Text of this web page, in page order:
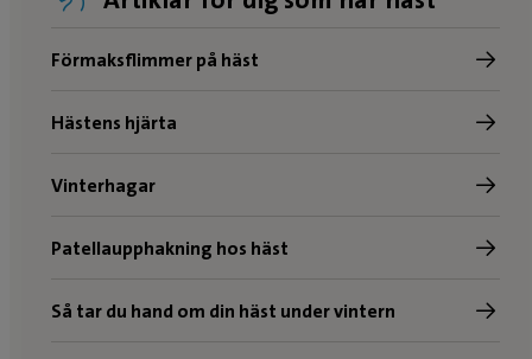
Förmaksflimmer på häst
Hästens hjärta
Vinterhagar
Patellaupphakning hos häst
Så tar du hand om din häst under vintern